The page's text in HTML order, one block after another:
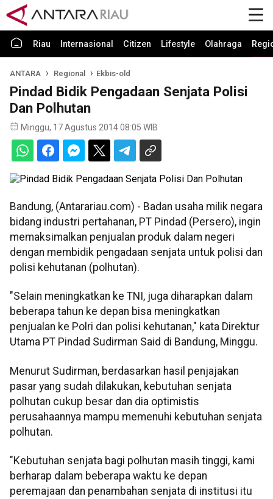
Riau Internasional Citizen Lifestyle Olahraga
ANTARA Regional Ekbis-old
Pindad Bidik Pengadaan Senjata Polisi
Dan Polhutan
Minggu, 17 Agustus 2014 08:05 WIB
Bandung, (Antarariau.com) - Badan usaha milik negara
bidang industri pertahanan, PT Pindad (Persero), ingin
memaksimalkan penjualan produk dalam negeri
dengan membidik pengadaan senjata untuk polisi dan
polisi kehutanan (polhutan).
"Selain meningkatkan ke TNI, juga diharapkan dalam
beberapa tahun ke depan bisa meningkatkan
penjualan ke Polri dan polisi kehutanan," kata Direktur
Utama PT Pindad Sudirman Said di Bandung, Minggu.
Menurut Sudirman, berdasarkan hasil penjajakan
pasar yang sudah dilakukan, kebutuhan senjata
polhutan cukup besar dan dia optimistis
perusahaannya mampu memenuhi kebutuhan senjata
polhutan.
"Kebutuhan senjata bagi polhutan masih tinggi, kami
berharap dalam beberapa waktu ke depan
peremajaan dan penambahan senjata di institusi itu